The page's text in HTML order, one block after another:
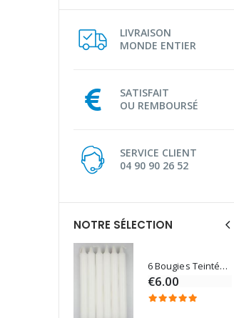
LIVRAISON
MONDE ENTIER
SATISFAIT
OU REMBOURSÉ
SERVICE CLIENT
04 90 90 26 52
NOTRE SÉLECTION
6 Bougies Teintées Masse Couleur Blanche
€6.00